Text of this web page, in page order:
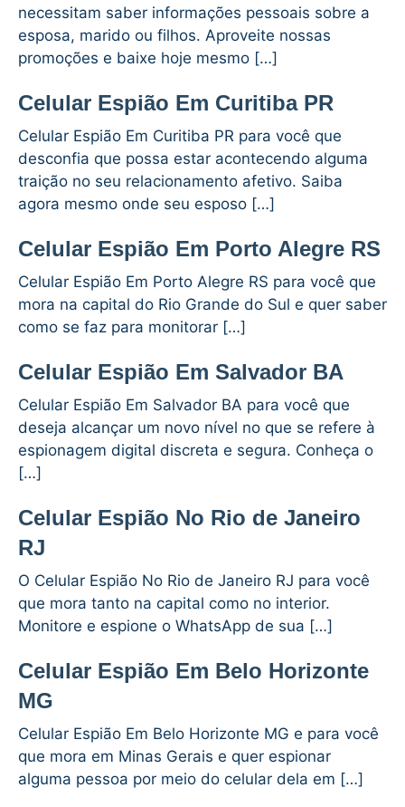
necessitam saber informações pessoais sobre a
esposa, marido ou filhos. Aproveite nossas
promoções e baixe hoje mesmo […]
Celular Espião Em Curitiba PR
Celular Espião Em Curitiba PR para você que
desconfia que possa estar acontecendo alguma
traição no seu relacionamento afetivo. Saiba
agora mesmo onde seu esposo […]
Celular Espião Em Porto Alegre RS
Celular Espião Em Porto Alegre RS para você que
mora na capital do Rio Grande do Sul e quer saber
como se faz para monitorar […]
Celular Espião Em Salvador BA
Celular Espião Em Salvador BA para você que
deseja alcançar um novo nível no que se refere à
espionagem digital discreta e segura. Conheça o
[…]
Celular Espião No Rio de Janeiro
RJ
O Celular Espião No Rio de Janeiro RJ para você
que mora tanto na capital como no interior.
Monitore e espione o WhatsApp de sua […]
Celular Espião Em Belo Horizonte
MG
Celular Espião Em Belo Horizonte MG e para você
que mora em Minas Gerais e quer espionar
alguma pessoa por meio do celular dela em […]